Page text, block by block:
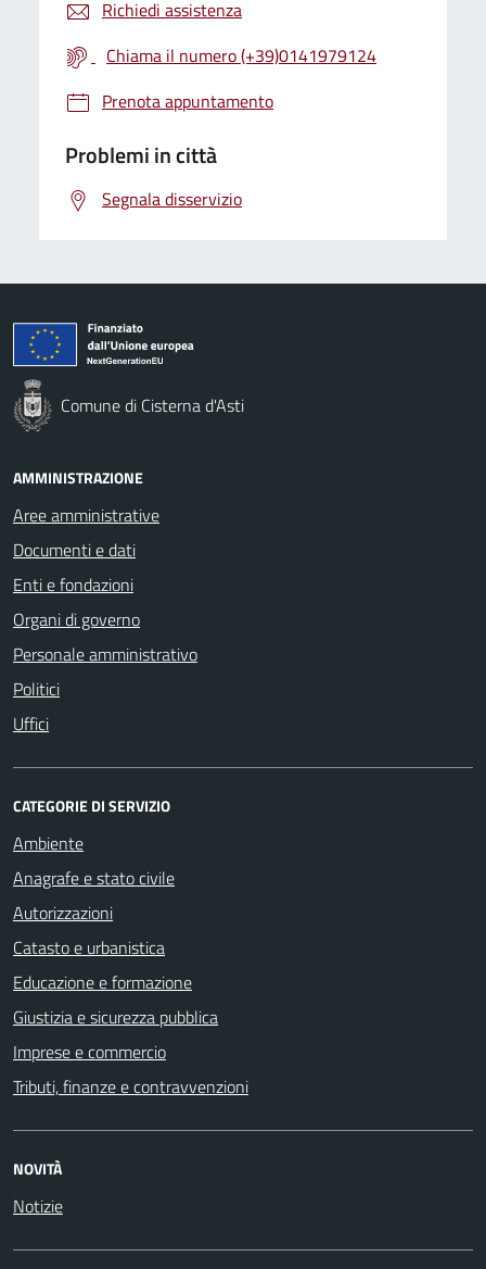
Richiedi assistenza
Chiama il numero (+39)0141979124
Prenota appuntamento
Problemi in città
Segnala disservizio
Comune di Cisterna d'Asti
AMMINISTRAZIONE
Aree amministrative
Documenti e dati
Enti e fondazioni
Organi di governo
Personale amministrativo
Politici
Uffici
CATEGORIE DI SERVIZIO
Ambiente
Anagrafe e stato civile
Autorizzazioni
Catasto e urbanistica
Educazione e formazione
Giustizia e sicurezza pubblica
Imprese e commercio
Tributi, finanze e contravvenzioni
NOVITÀ
Notizie